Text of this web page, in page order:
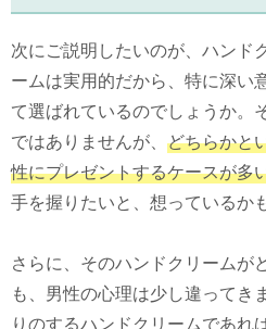
次にご説明したいのが、ハンド
ームは実用的だから、特に深い
て選ばれているのでしょうか。
ではありませんが、 どちらかと
性にプレゼントするケースが多
手を握りたいと、想っているか
さらに、そのハンドクリームが
も、男性の心理は少し違ってき
りのするハンドクリームであれば